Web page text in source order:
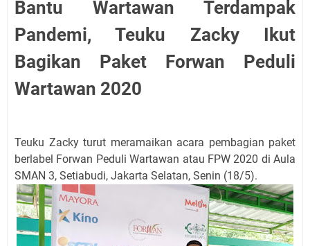
Bantu Wartawan Terdampak
Pandemi, Teuku Zacky Ikut
Bagikan Paket Forwan Peduli
Wartawan 2020
Teuku Zacky turut meramaikan acara pembagian paket
berlabel Forwan Peduli Wartawan atau FPW 2020 di Aula
SMAN 3, Setiabudi, Jakarta Selatan, Senin (18/5).